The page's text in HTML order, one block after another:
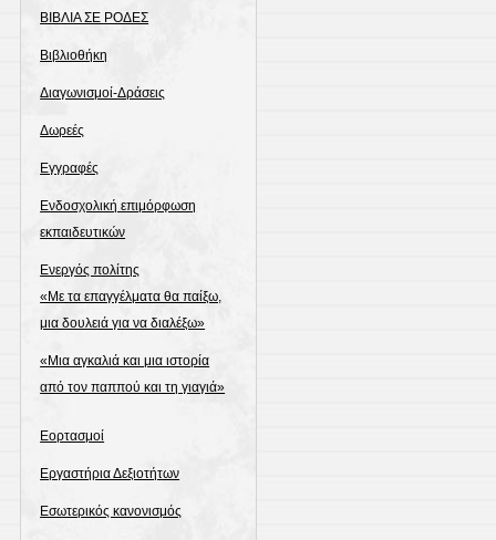
ΒΙΒΛΙΑ ΣΕ ΡΟΔΕΣ
Βιβλιοθήκη
Διαγωνισμοί-Δράσεις
Δωρεές
Εγγραφές
Ενδοσχολική επιμόρφωση
εκπαιδευτικών
Ενεργός πολίτης
«Με τα επαγγέλματα θα παίξω,
μια δουλειά για να διαλέξω»
«Μια αγκαλιά και μια ιστορία
από τον παππού και τη γιαγιά»
Εορτασμοί
Εργαστήρια Δεξιοτήτων
Εσωτερικός κανονισμός